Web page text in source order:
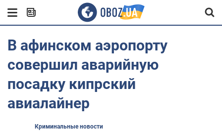
В афинском аэропорту
совершил аварийную
посадку кипрский
авиалайнер
Криминальные новости